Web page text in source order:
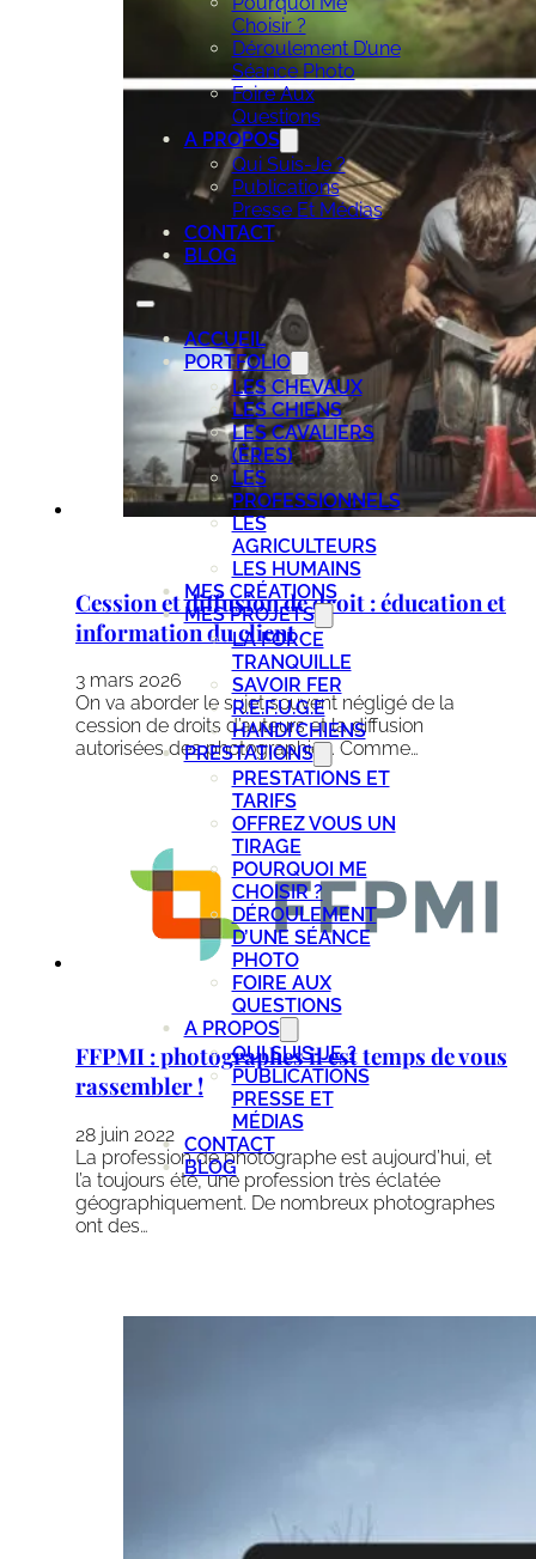
Choisir ?
Déroulement D’une
Séance Photo
Foire Aux
Questions
A PROPOS
Qui Suis-Je ?
Publications
Presse Et Médias
CONTACT
BLOG
ACCUEIL
PORTFOLIO
LES CHEVAUX
LES CHIENS
LES CAVALIERS
(ÈRES)
LES
PROFESSIONNELS
LES
AGRICULTEURS
LES HUMAINS
MES CRÉATIONS
MES PROJETS
LA FORCE
TRANQUILLE
SAVOIR FER
R.E.F.U.G.E
HANDI’CHIENS
PRESTATIONS
PRESTATIONS ET
TARIFS
OFFREZ VOUS UN
TIRAGE
POURQUOI ME
CHOISIR ?
DÉROULEMENT
D’UNE SÉANCE
PHOTO
FOIRE AUX
QUESTIONS
A PROPOS
QUI SUIS-JE ?
PUBLICATIONS
PRESSE ET
MÉDIAS
CONTACT
BLOG
Cession et diffusion de droit : éducation et
information du client
3 mars 2026
On va aborder le sujet souvent négligé de la
cession de droits d’auteurs et la diffusion
autorisées des photographies. Comme…
FFPMI : photographes il est temps de vous
rassembler !
28 juin 2022
La profession de photographe est aujourd’hui, et
l’a toujours été, une profession très éclatée
géographiquement. De nombreux photographes
ont des…